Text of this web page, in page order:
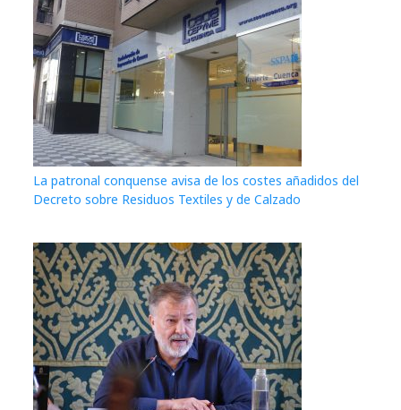
La patronal conquense avisa de los costes añadidos del
Decreto sobre Residuos Textiles y de Calzado